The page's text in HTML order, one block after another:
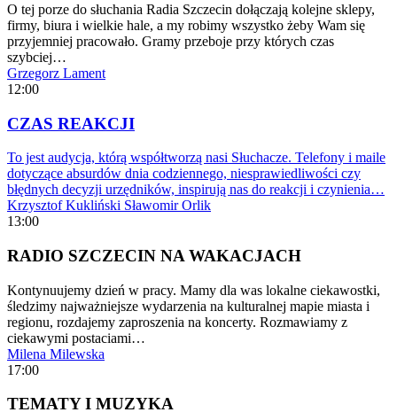
O tej porze do słuchania Radia Szczecin dołączają kolejne sklepy,
firmy, biura i wielkie hale, a my robimy wszystko żeby Wam się
przyjemniej pracowało. Gramy przeboje przy których czas
szybciej…
Grzegorz Lament
12:00
CZAS REAKCJI
To jest audycja, którą współtworzą nasi Słuchacze. Telefony i maile
dotyczące absurdów dnia codziennego, niesprawiedliwości czy
błędnych decyzji urzędników, inspirują nas do reakcji i czynienia…
Krzysztof Kukliński Sławomir Orlik
13:00
RADIO SZCZECIN NA WAKACJACH
Kontynuujemy dzień w pracy. Mamy dla was lokalne ciekawostki,
śledzimy najważniejsze wydarzenia na kulturalnej mapie miasta i
regionu, rozdajemy zaproszenia na koncerty. Rozmawiamy z
ciekawymi postaciami…
Milena Milewska
17:00
TEMATY I MUZYKA